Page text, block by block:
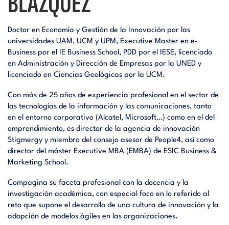
Doctor en Economía y Gestión de la Innovación por las
universidades UAM, UCM y UPM, Executive Master en e-
Business por el IE Business School, PDD por el IESE, licenciado
en Administración y Dirección de Empresas por la UNED y
licenciado en Ciencias Geológicas por la UCM.
Con más de 25 años de experiencia profesional en el sector de
las tecnologías de la información y las comunicaciones, tanto
en el entorno corporativo (Alcatel, Microsoft…) como en el del
emprendimiento, es director de la agencia de innovación
Stigmergy y miembro del consejo asesor de People4, así como
director del máster Executive MBA (EMBA) de ESIC Business &
Marketing School.
Compagina su faceta profesional con la docencia y la
investigación académica, con especial foco en lo referido al
reto que supone el desarrollo de una cultura de innovación y la
adopción de modelos ágiles en las organizaciones.